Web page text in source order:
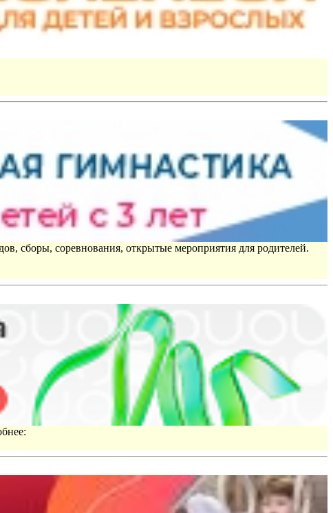
сборы, соревнования, открытые мероприятия для родителей.